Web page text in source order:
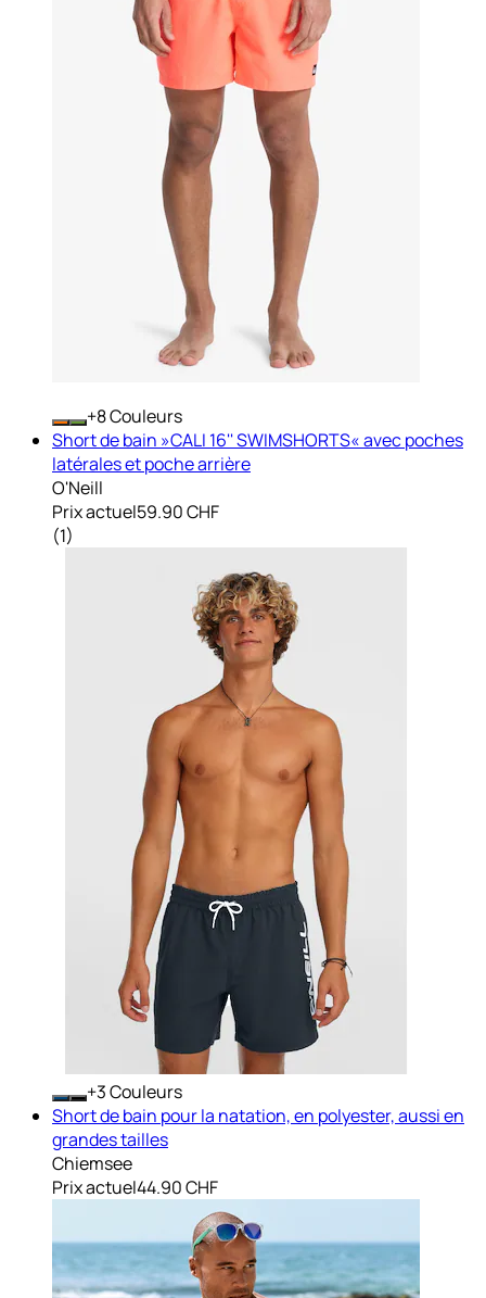
+ Couleurs
Short de bain »CALI 16'' SWIMSHORTS« avec poches
latérales et poche arrière
O'Neill
Prix actuel59.90 CHF
(1)
+ Couleurs
Short de bain pour la natation, en polyester, aussi en
grandes tailles
Chiemsee
Prix actuel44.90 CHF